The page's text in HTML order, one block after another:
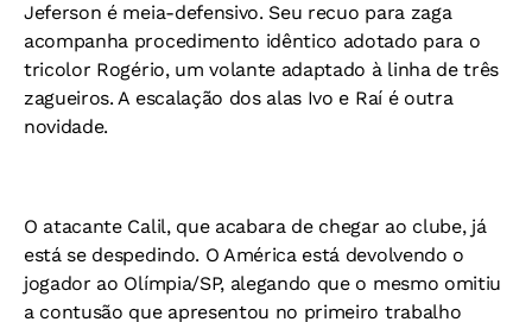
Jeferson é meia-defensivo. Seu recuo para zaga
acompanha procedimento idêntico adotado para o
tricolor Rogério, um volante adaptado à linha de três
zagueiros. A escalação dos alas Ivo e Raí é outra
novidade.
O atacante Calil, que acabara de chegar ao clube, já
está se despedindo. O América está devolvendo o
jogador ao Olímpia/SP, alegando que o mesmo omitiu
a contusão que apresentou no primeiro trabalho